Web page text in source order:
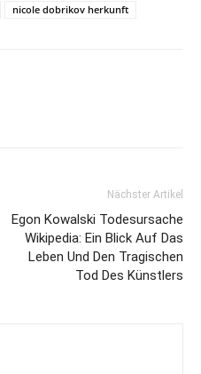
nicole dobrikov herkunft
Nächster Artikel
Egon Kowalski Todesursache
Wikipedia: Ein Blick Auf Das
Leben Und Den Tragischen
Tod Des Künstlers